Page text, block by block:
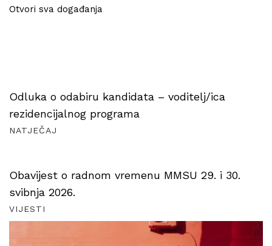
Otvori sva događanja
Odluka o odabiru kandidata – voditelj/ica
rezidencijalnog programa
NATJEČAJ
Obavijest o radnom vremenu MMSU 29. i 30.
svibnja 2026.
VIJESTI